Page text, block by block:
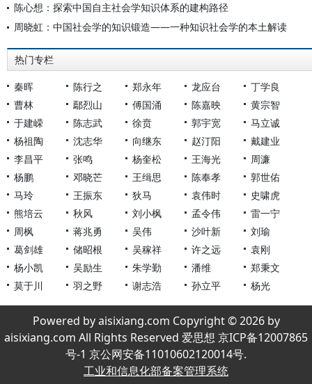
陈心想：探索中国自主社会学知识体系的建构路径
周晓虹：中国社会学的知识锻造——一种知识社会学的本土解读
热门专栏
秦晖 陈行之 郑永年 龙应台
丁学良
曹林
鄢烈山 傅国涌 陈嘉映
黄宗智
于建嵘
陈志武 徐贲 郭宇宽
马立诚
杨祖陶
沈志华 向继东 赵汀阳
戴建业
李昌平
张鸣 杨奎松 王海光
周濂
杨鹏
邓晓芒 王缉思 陈奉孝
郭世佑
马玲
王振东 狄马 袁伟时
史啸虎
熊培云
秋风 刘小枫 孟令伟
雷一宁
周枫
蒋兆勇 吴伟 沙叶新
刘瑜
葛剑雄
储昭根 吴稼祥 许之远
袁刚
杨小凯
吴励生 朱学勤 潘维
郑秉文
莫于川
羽之野 谢志浩 孙立平 杨光
Powered by aisixiang.com Copyright © 2026 by
aisixiang.com All Rights Reserved 爱思想 京ICP备12007865
号-1 京公网安备11010602120014号.
工业和信息化部备案管理系统